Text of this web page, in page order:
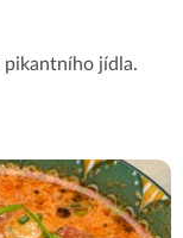
pikantního jídla.